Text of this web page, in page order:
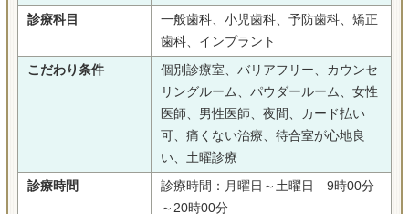
診療科目
一般歯科、小児歯科、予防歯科、矯正
歯科、インプラント
こだわり条件
個別診療室、バリアフリー、カウンセ
リングルーム、パウダールーム、女性
医師、男性医師、夜間、カード払い
可、痛くない治療、待合室が心地良
い、土曜診療
診療時間
診療時間：月曜日～土曜日 9時00分
～20時00分